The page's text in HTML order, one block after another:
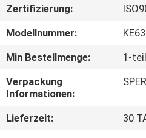
TRETEN
SIE
MIT
Zertifizierung:
Modellnummer:
Min Bestellmenge:
1-
Verpackung
Informationen:
Lieferzeit:
30